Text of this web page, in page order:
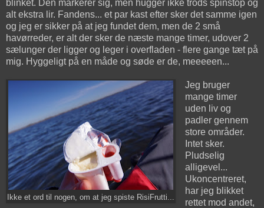
blinket. Den markerer sig, men hugger ikke trods spinstop og
alt ekstra lir. Fandens... et par kast efter sker det samme igen
og jeg er sikker på at jeg fundet dem, men de 2 små
havørreder, er alt der sker de næste mange timer, udover 2
sælunger der ligger og leger i overfladen - flere gange tæt på
mig. Hyggeligt på en måde og søde er de, meeeeen...
Ikke et ord til nogen, om at jeg spiste RisiFrutti...
Jeg bruger
mange timer
uden liv og
padler gennem
store områder.
Intet sker.
Pludselig
alligevel...
Ukoncentreret,
har jeg blikket
rettet mod andet,